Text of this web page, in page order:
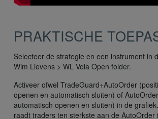
PRAKTISCHE
Selecteer de strategie en een instrument in
Wim Lievens > WL Vola Open folder.
Activeer ofwel TradeGuard+AutoOrder
openen en automatisch sluiten) of
automatisch openen en sluiten) in de
raadt traders ten sterkste aan de AutoOrder